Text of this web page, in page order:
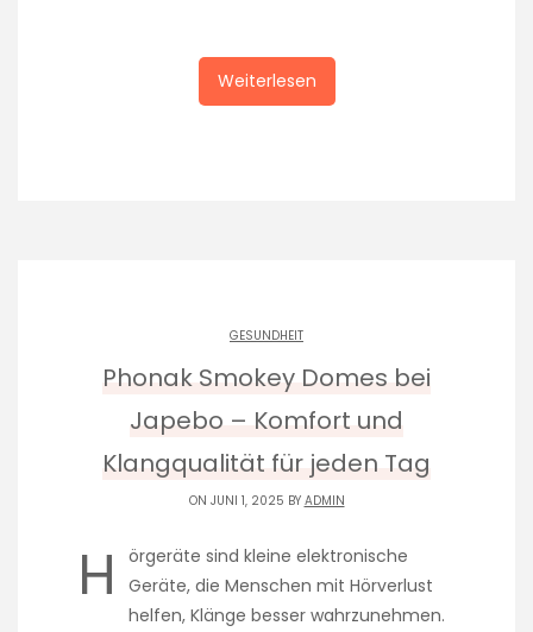
Weiterlesen
GESUNDHEIT
Phonak Smokey Domes bei
Japebo – Komfort und
Klangqualität für jeden Tag
ON JUNI 1, 2025 BY ADMIN
H
örgeräte sind kleine elektronische
Geräte, die Menschen mit Hörverlust
helfen, Klänge besser wahrzunehmen.